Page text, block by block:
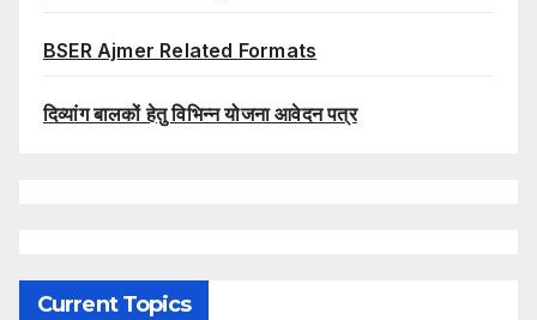
BSER Ajmer Related Formats
दिव्यांग बालकों हेतु विभिन्न योजना आवेदन पत्र
Current Topics